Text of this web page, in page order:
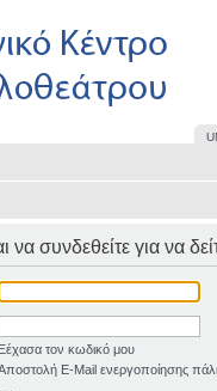
να συνδεθείτε για να
τον κωδικό μου
E-Mail ενεργοποίησης πάλι